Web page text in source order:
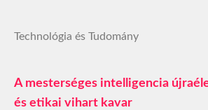
Technológia és Tudomány
A mesterséges intelligencia
és etikai vihart kavar